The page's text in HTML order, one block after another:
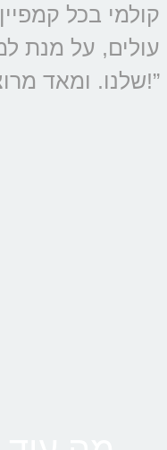
קולמי בכל
עולים, על מנת
שלנו. ומאד מרוצים מהתוצאות ומהשרות!”